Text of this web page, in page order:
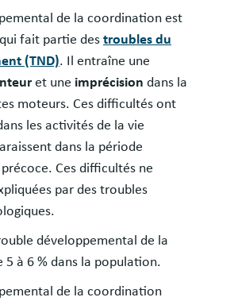
de la coordination est
fait partie des troubles du
(TND). Il entraîne une
et une imprécision dans la
moteurs. Ces difficultés ont
les activités de la vie
dans la période
Ces difficultés ne
par des troubles
développemental de la
à 6 % dans la population.
de la coordination